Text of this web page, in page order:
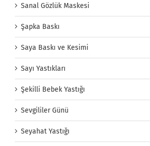
Sanal Gözlük Maskesi
Şapka Baskı
Saya Baskı ve Kesimi
Sayı Yastıkları
Şekilli Bebek Yastığı
Sevgililer Günü
Seyahat Yastığı